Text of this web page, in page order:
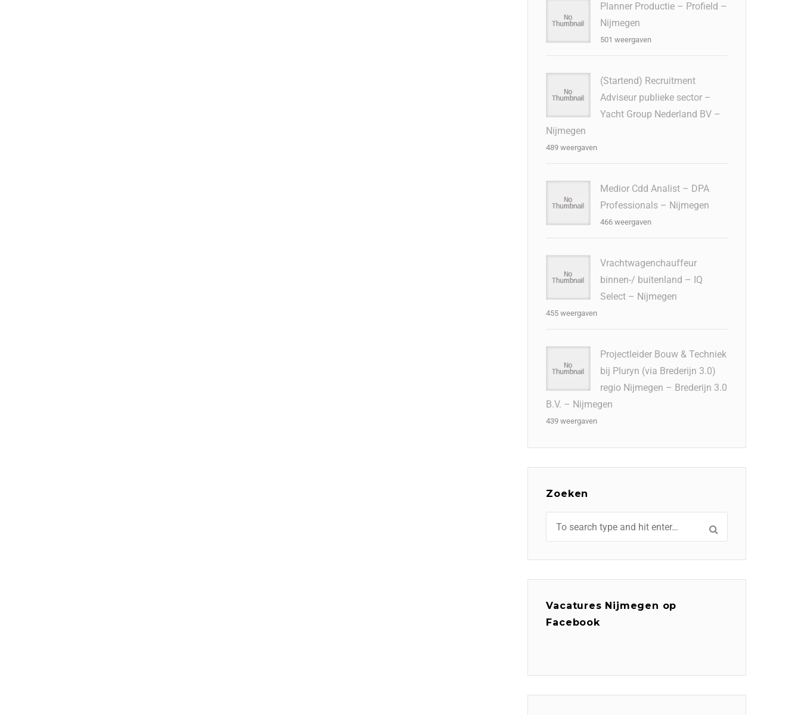
Planner Productie – Profield –
Nijmegen
501 weergaven
(Startend) Recruitment
Adviseur publieke sector –
Yacht Group Nederland BV –
Nijmegen
489 weergaven
Medior Cdd Analist – DPA
Professionals – Nijmegen
466 weergaven
Vrachtwagenchauffeur
binnen-/ buitenland – IQ
Select – Nijmegen
455 weergaven
Projectleider Bouw & Techniek
bij Pluryn (via Brederijn 3.0)
regio Nijmegen – Brederijn 3.0
B.V. – Nijmegen
439 weergaven
Zoeken
Vacatures Nijmegen op
Facebook